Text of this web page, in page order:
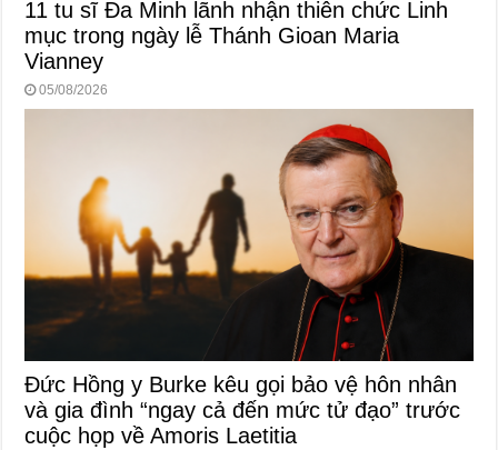
11 tu sĩ Đa Minh lãnh nhận thiên chức Linh
mục trong ngày lễ Thánh Gioan Maria
Vianney
05/08/2026
Đức Hồng y Burke kêu gọi bảo vệ hôn nhân
và gia đình “ngay cả đến mức tử đạo” trước
cuộc họp về Amoris Laetitia